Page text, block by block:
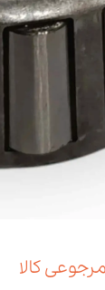
مرجوعی کالا